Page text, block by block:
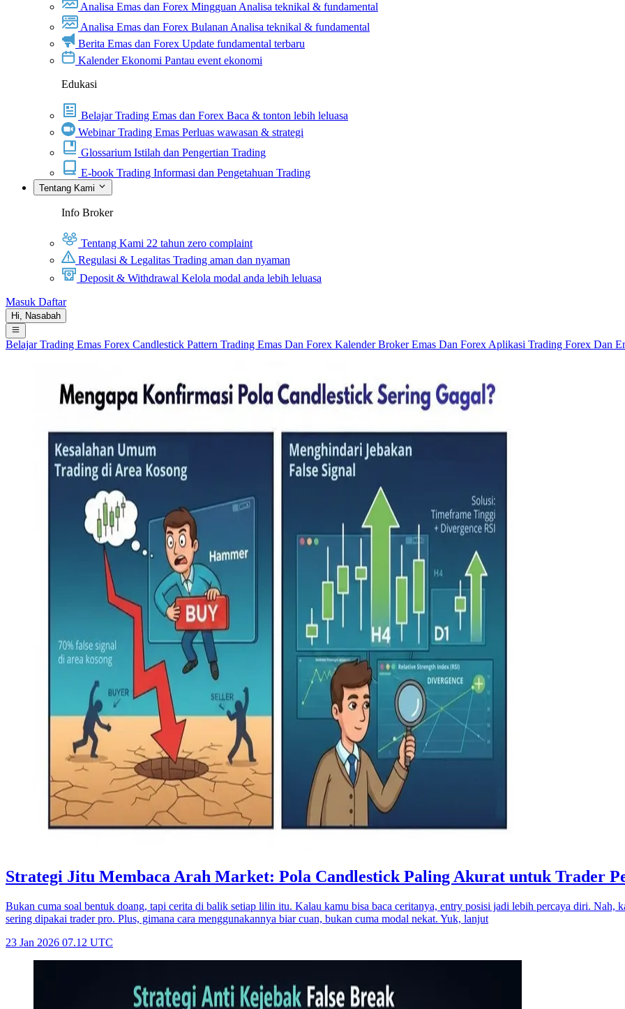
Analisa Emas dan Forex MingguanAnalisa teknikal & fundamental
Analisa Emas dan Forex BulananAnalisa teknikal & fundamental
Berita Emas dan Forex Update fundamental terbaru
Kalender Ekonomi Pantau event ekonomi
Edukasi
Belajar Trading Emas dan Forex Baca & tonton lebih leluasa
Webinar Trading Emas Perluas wawasan & strategi
Glossarium Istilah dan Pengertian Trading
E-book Trading Informasi dan Pengetahuan Trading
Tentang Kami
Info Broker
Tentang Kami 22 tahun zero complaint
Regulasi & Legalitas Trading aman dan nyaman
Deposit & Withdrawal Kelola modal anda lebih leluasa
Masuk Daftar
Hi, Nasabah
Belajar Trading Emas Forex Candlestick Pattern Trading Emas Dan Forex KalenderBroker Emas Dan Forex Aplikasi Trading Forex Dan
Strategi Jitu Membaca Arah Market: Pola Candlestick Paling Akurat untuk Trader
Bukan cuma soal bentuk doang, tapi cerita di balik setiap lilin itu. Kalau kamu bisa baca ceritanya, entry posisi jadi lebih percaya diri. Nah,
sering dipakai trader pro. Plus, gimana cara menggunakannya biar cuan, bukan cuma modal nekat. Yuk, lanjut
23 Jan 2026 07.12 UTC